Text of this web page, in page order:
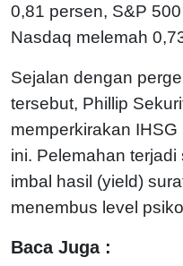
0,81 persen, S&P
Nasdaq melemah
Sejalan dengan
tersebut, Phillip
memperkirakan
ini. Pelemahan
imbal hasil (yield)
menembus level
Baca Juga :